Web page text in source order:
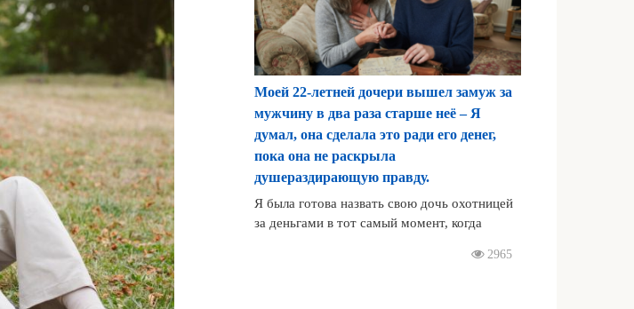
Моей 22-летней дочери вышел замуж за
мужчину в два раза старше неё – Я
думал, она сделала это ради его денег,
пока она не раскрыла
душераздирающую правду.
Я была готова назвать свою дочь охотницей
за деньгами в тот самый момент, когда
2965